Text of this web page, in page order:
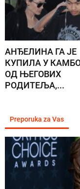
АНЂЕЛИНА ГА ЈЕ
КУПИЛА У
ОД ЊЕГОВИХ
РОДИТЕЉА,...
Preporuka za Vas